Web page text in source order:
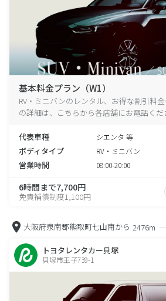
基本料金プラン（W1）
RV・ミニバンのレンタル、お得な割引料
の詳細は、こちらから各店舗にお電話くだ
代表車種 シエンタ 等
ボディタイプ RV・ミニバン
営業時間 08:00-20:00
6時間まで7,700円
免責補償制度1,100円
大阪府泉南郡熊取町七山南から 2476m
トヨタレンタカー貝塚
貝塚市王子739-1